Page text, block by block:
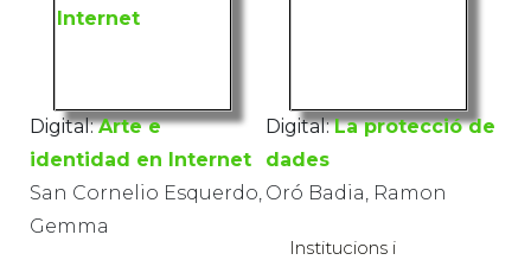
Digital: Arte e
identidad en Internet
San Cornelio Esquerdo,
Gemma
Digital: La protecció de
dades
Oró Badia, Ramon
Institucions i